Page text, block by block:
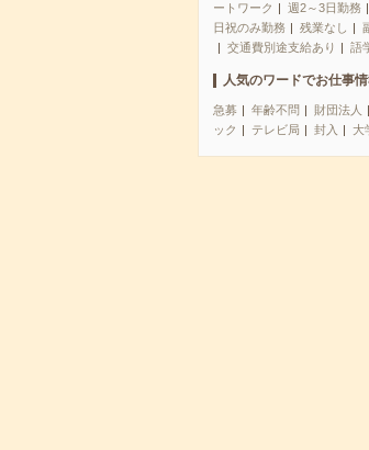
ートワーク
週2～3日勤務
日祝のみ勤務
残業なし
交通費別途支給あり
語
人気のワードでお仕事
急募 年齢不問 財団法人
ック
テレビ局 封入 大